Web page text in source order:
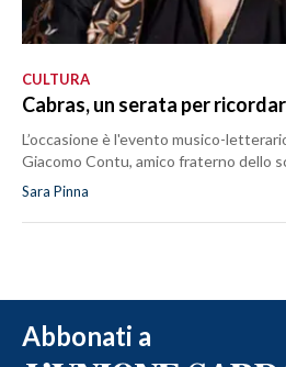
CULTURA
Cabras, un serata per
L’occasione è l'evento musico-
Giacomo Contu, amico fraterno dello
Sara Pinna
Abbonati a